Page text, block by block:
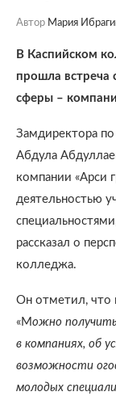
Автор Мария
В Каспийском
прошла встреча
сферы –
Замдиректора
Абдула
компании «Арси
деятельностью
рассказал о
колледжа.
Он отметил, что
«Можно
в компаниях, об
возможности
молодых